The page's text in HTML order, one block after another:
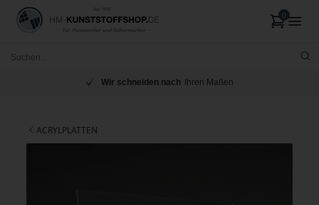
Wir schneiden nach Ihren Maßen
ACRYLPLATTEN